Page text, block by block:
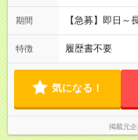
期間 【急募】即日
特徴 履歴書不要
気になる！
掲載元企